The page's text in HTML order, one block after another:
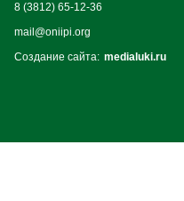
8 (3812) 65-12-36
mail@oniipi.org
Создание сайта: medialuki.ru